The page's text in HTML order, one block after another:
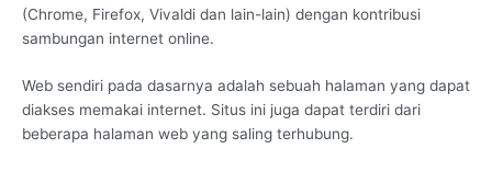
(Chrome, Firefox, Vivaldi dan lain-lain) dengan kontribusi
sambungan internet online.
Web sendiri pada dasarnya adalah sebuah halaman yang dapat
diakses memakai internet. Situs ini juga dapat terdiri dari
beberapa halaman web yang saling terhubung.